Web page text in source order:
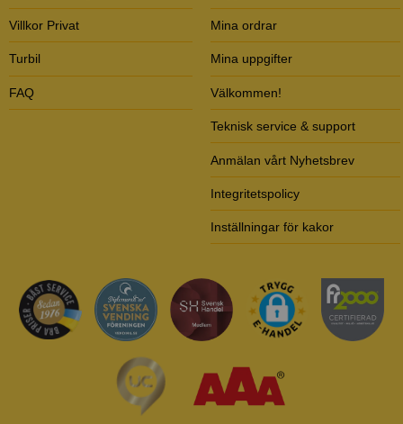
Villkor Privat
Turbil
FAQ
Mina ordrar
Mina uppgifter
Välkommen!
Teknisk service & support
Anmälan vårt Nyhetsbrev
Integritetspolicy
Inställningar för kakor